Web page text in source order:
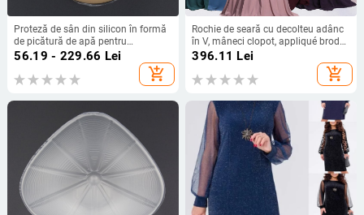
Proteză de sân din silicon în formă
de picătură de apă pentru
augmentare, recuperare și
56.19 - 229.66 Lei
add_shopping_cart
Rochie de seară cu decolteu adânc
în V, mâneci clopot, appliqué brodat
cu paiete, croială lungă A-line
396.11 Lei
add_shopping_cart